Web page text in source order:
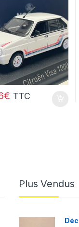
€ TTC
Plus Vendus